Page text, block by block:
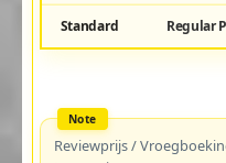
Standard Regular
Reviewprijs /